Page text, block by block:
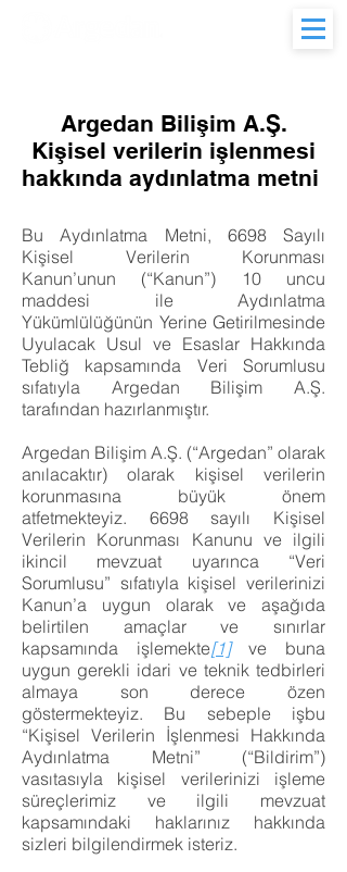
Argedan Bilişim A.Ş.
Kişisel verilerin işlenmesi
hakkında aydınlatma metni
Bu Aydınlatma Metni, 6698 Sayılı
Kişisel Verilerin Korunması
Kanun’unun (“Kanun”) 10 uncu
maddesi ile Aydınlatma
Yükümlülüğünün Yerine Getirilmesinde
Uyulacak Usul ve Esaslar Hakkında
Tebliğ kapsamında Veri Sorumlusu
sıfatıyla Argedan Bilişim A.Ş.
tarafından hazırlanmıştır.
Argedan Bilişim A.Ş. (“Argedan” olarak
anılacaktır) olarak kişisel verilerin
korunmasına büyük önem
atfetmekteyiz. 6698 sayılı Kişisel
Verilerin Korunması Kanunu ve ilgili
ikincil mevzuat uyarınca “Veri
Sorumlusu” sıfatıyla kişisel verilerinizi
Kanun’a uygun olarak ve aşağıda
belirtilen amaçlar ve sınırlar
kapsamında işlemekte[1]ve buna
uygun gerekli idari ve teknik tedbirleri
almaya son derece özen
göstermekteyiz. Bu sebeple işbu
“Kişisel Verilerin İşlenmesi Hakkında
Aydınlatma Metni” (“Bildirim”)
vasıtasıyla kişisel verilerinizi işleme
süreçlerimiz ve ilgili mevzuat
kapsamındaki haklarınız hakkında
sizleri bilgilendirmek isteriz.